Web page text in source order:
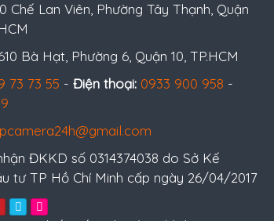
Chế Lan Viên, Phường Tây Thạnh, Quận
Bà Hạt, Phường 6, Quận 10, TP.HCM
73 73 55 - Điện thoại: 0933 900 958 -
ĐKKD số 0314374038 do Sở Kế
tư TP Hồ Chí Minh cấp ngày 26/04/2017